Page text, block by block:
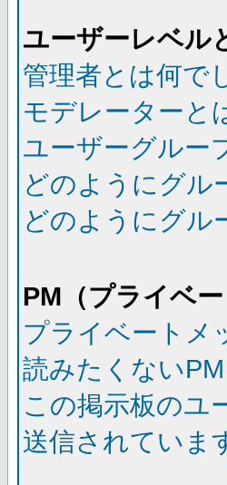
ユーザーレベル
管理者とは何で
モデレーターと
ユーザーグルー
どのようにグル
どのようにグル
PM（プライベ
プライベートメ
読みたくない
この掲示板のユ
送信されていま